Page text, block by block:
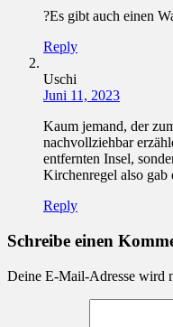
?Es gibt auch einen
Reply
Uschi
Juni 11, 2023
Kaum jemand, der
nachvollziehbar
entfernten Insel,
Kirchenregel also gab
Reply
Schreibe einen
Deine E-Mail-Adresse wird